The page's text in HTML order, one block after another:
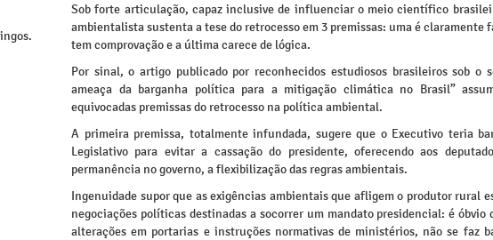
Sob forte articulação, capaz inclusive de influenciar o meio científico
ambientalista sustenta a tese do retrocesso em 3 premissas: uma é claramente
tem comprovação e a última carece de lógica.
Por sinal, o artigo publicado por reconhecidos estudiosos brasileiros sob o
ameaça da barganha política para a mitigação climática no Brasil”
equivocadas premissas do retrocesso na política ambiental.
A primeira premissa, totalmente infundada, sugere que o Executivo teria
Legislativo para evitar a cassação do presidente, oferecendo aos
permanência no governo, a flexibilização das regras ambientais.
Ingenuidade supor que as exigências ambientais que afligem o produtor rural
negociações políticas destinadas a socorrer um mandato presidencial: é óbvio
alterações em portarias e instruções normativas de ministérios, não se faz